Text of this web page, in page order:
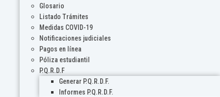
Glosario
Listado Trámites
Medidas COVID-19
Notificaciones judiciales
Pagos en línea
Póliza estudiantil
P.Q.R.D.F
Generar P.Q.R.D.F.
Informes P.Q.R.D.F.